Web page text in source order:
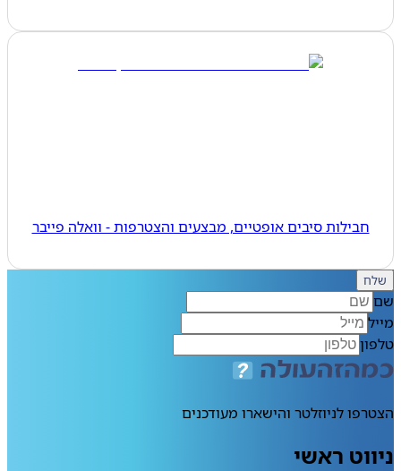
חבילות סיבים אופטיים, מבצעים והצטרפות - וואלה פייבר
לניוזלטר והישארו מעודכנים
ראשי